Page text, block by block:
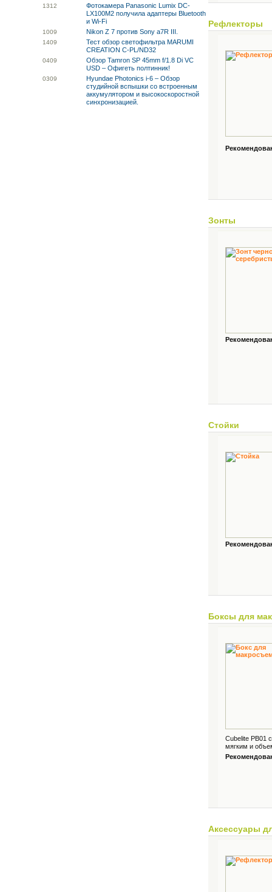
1312
Фотокамера Panasonic Lumix DC-
LX100M2 получила адаптеры Bluetooth
и Wi-Fi
1009 Nikon Z 7 против Sony a7R III.
1409
Тест обзор светофильтра MARUMI
CREATION C-PL/ND32
0409
Обзор Tamron SP 45mm f/1.8 Di VC
USD – Офигеть полтинник!
0309
Hyundae Photonics i-6 – Обзор
студийной вспышки со встроенным
аккумулятором и высокоскоростной
синхронизацией.
Рефлекторы
Зонты
Стойки
Боксы для
Cubelite PB01
мягким и
Аксессуары